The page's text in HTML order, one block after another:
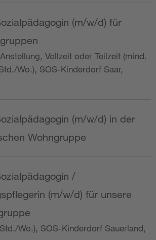
(m/w/d) für
Vollzeit oder Teilzeit (mind.
Wo.), SOS-Kinderdorf Saar,
(m/w/d) in der
Wohngruppe
/
(m/w/d) für unsere
Wo.), SOS-Kinderdorf Sauerland,